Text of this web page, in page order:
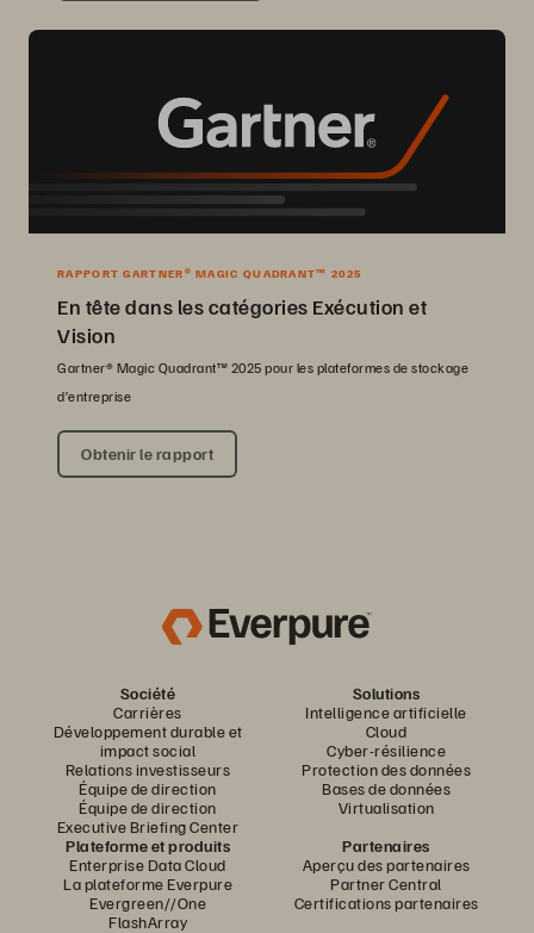
RAPPORT GARTNER® MAGIC QUADRANT™ 2025
En tête dans les catégories Exécution et
Vision
Gartner® Magic Quadrant™ 2025 pour les plateformes de stockage
d’entreprise
Obtenir le rapport
Société
Carrières
Développement durable et
impact social
Relations investisseurs
Équipe de direction
Équipe de direction
Executive Briefing Center
Solutions
Intelligence artificielle
Cloud
Cyber-résilience
Protection des données
Bases de données
Virtualisation
Plateforme et produits
Enterprise Data Cloud
La plateforme Everpure
Evergreen//One
FlashArray
Partenaires
Aperçu des partenaires
Partner Central
Certifications partenaires